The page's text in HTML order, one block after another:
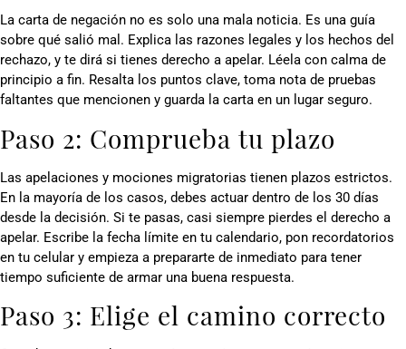
La carta de negación no es solo una mala noticia. Es una guía
sobre qué salió mal. Explica las razones legales y los hechos del
rechazo, y te dirá si tienes derecho a apelar. Léela con calma de
principio a fin. Resalta los puntos clave, toma nota de pruebas
faltantes que mencionen y guarda la carta en un lugar seguro.
Paso 2: Comprueba tu plazo
Las apelaciones y mociones migratorias tienen plazos estrictos.
En la mayoría de los casos, debes actuar dentro de los 30 días
desde la decisión. Si te pasas, casi siempre pierdes el derecho a
apelar. Escribe la fecha límite en tu calendario, pon recordatorios
en tu celular y empieza a prepararte de inmediato para tener
tiempo suficiente de armar una buena respuesta.
Paso 3: Elige el camino correcto